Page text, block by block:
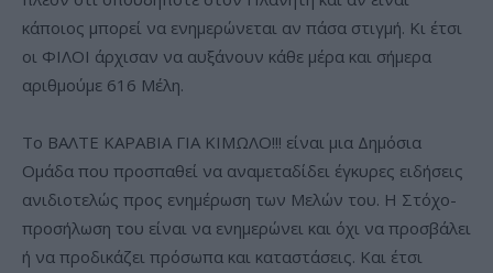
κάποιος μπορεί να ενημερώνεται αν πάσα στιγμή. Κι έτσι
οι ΦΙΛΟΙ άρχισαν να αυξάνουν κάθε μέρα και σήμερα
αριθμούμε 616 Μέλη.
Το ΒΑΛΤΕ ΚΑΡΑΒΙΑ ΓΙΑ ΚΙΜΩΛΟ!!! είναι μια Δημόσια
Ομάδα που προσπαθεί να αναμεταδίδει έγκυρες ειδήσεις
ανιδιοτελώς προς ενημέρωση των Μελών του. Η Στόχο-
προσήλωση του είναι να ενημερώνει και όχι να προσβάλει
ή να προδικάζει πρόσωπα και καταστάσεις. Και έτσι